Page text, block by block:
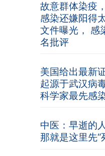
故意群体染疫
感染还嫌阳得
文件曝光， 感
名批评
美国给出最新
起源于武汉病
科学家最先感
中医：早逝的
那就是这里先“